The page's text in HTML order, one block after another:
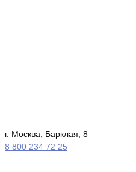
г. Москва, Барклая, 8
8 800 234 72 25